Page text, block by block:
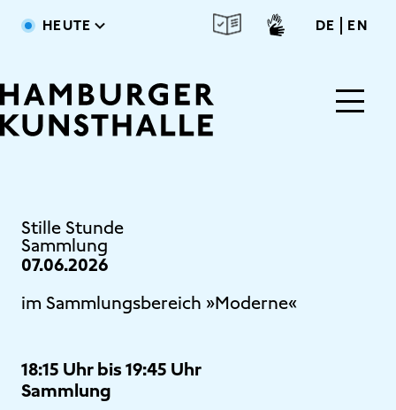
Direkt zum Inhalt
HEUTE DE deutsch
EN
Stille Stunde
Sammlung
07.06.2026
im Sammlungsbereich »Moderne«
18:15 Uhr bis 19:45 Uhr
Sammlung